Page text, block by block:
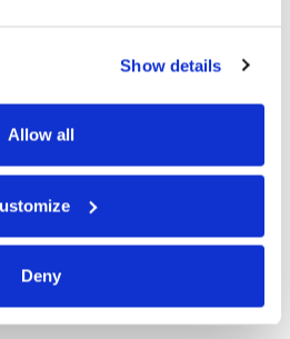
Show details
Allow all
Deny